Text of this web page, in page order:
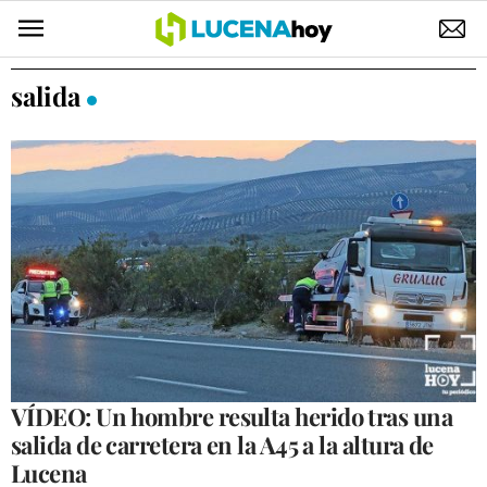
POLÍTICA
ELECCIONES
SUCESOS
ECONOMÍA
DESARROLLO LOCAL
LUCENA EMPRESAS
OCIO
COFRADÍAS
salida
VÍDEO: Un hombre resulta herido tras una
salida de carretera en la A45 a la altura de
Lucena